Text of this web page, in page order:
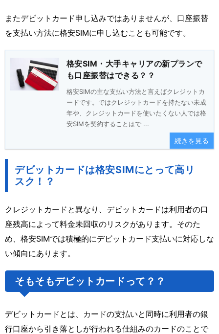
またデビットカード申し込みではありませんが、口座振替
を支払い方法に格安SIMに申し込むことも可能です。
格安SIM・大手キャリアの新プランで
も口座振替はできる？？
格安SIMの主な支払い方法と言えばクレジットカ
ードです。ではクレジットカードを持たない未成
年や、クレジットカードを使いたくない人では格
安SIMを契約することはで ...
続きを見る
デビットカードは格安SIMにとって高リ
スク！？
クレジットカードと異なり、デビットカードは利用者の口
座残高によって料金未回収のリスクがあります。そのた
め、格安SIMでは積極的にデビットカード支払いに対応しな
い傾向にあります。
そもそもデビットカードって？？
デビットカードとは、カードの支払いと同時に利用者の銀
行口座から引き落としが行われる仕組みのカードのことで